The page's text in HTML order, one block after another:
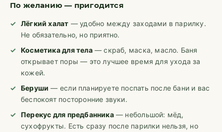
По желанию — пригодится
Лёгкий халат — удобно между заходами в парилку.
Не обязательно, но приятно.
Косметика для тела— скраб, маска, масло. Баня
открывает поры — это лучшее время для ухода за
кожей.
Беруши — если планируете поспать после бани и вас
беспокоят посторонние звуки.
Перекус для предбанника— небольшой: мёд,
сухофрукты. Есть сразу после парилки нельзя, но